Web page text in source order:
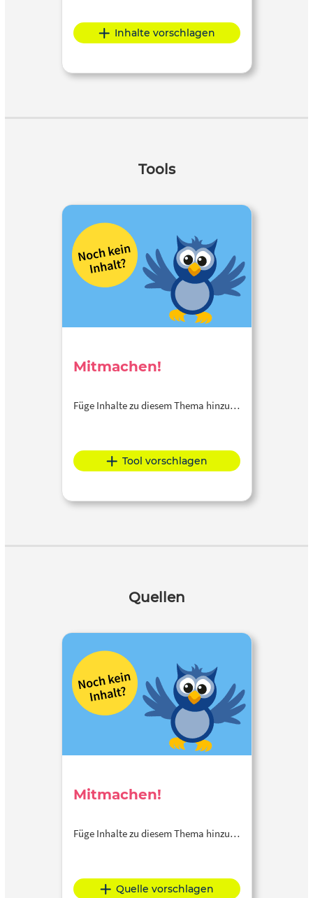
Inhalte vorschlagen
Tools
Mitmachen!
Füge Inhalte zu diesem Thema hinzu…
Tool vorschlagen
Quellen
Mitmachen!
Füge Inhalte zu diesem Thema hinzu…
Quelle vorschlagen